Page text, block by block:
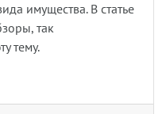
имущества. В статье
так
тему.